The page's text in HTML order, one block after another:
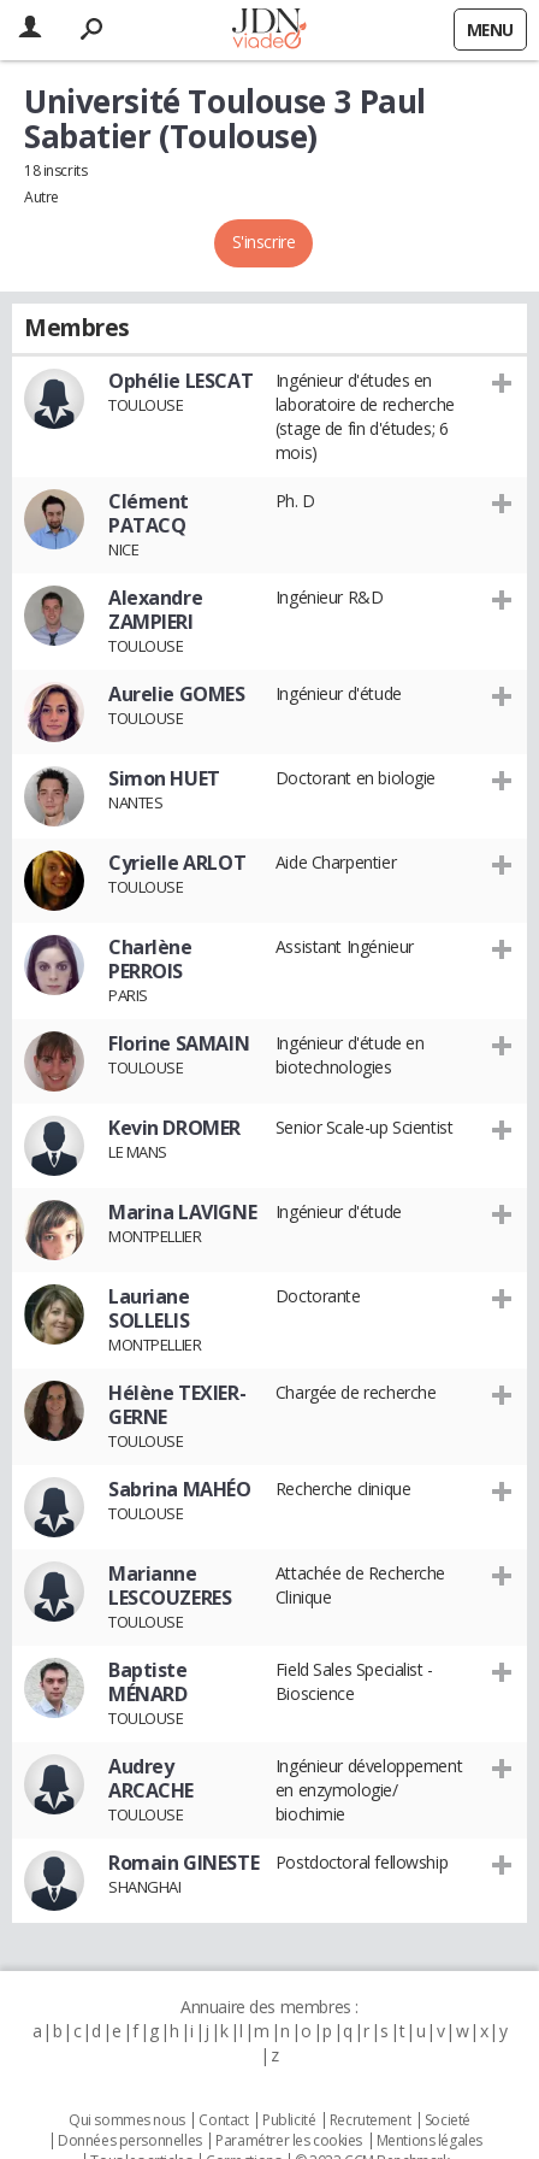
MENU
S'inscrire
Université Toulouse 3 Paul
Sabatier (Toulouse)
18 inscrits
Autre
Membres
Ophélie LESCAT
TOULOUSE
Ingénieur d'études en
laboratoire de recherche
(stage de fin d'études; 6
mois)
Clément
PATACQ
NICE
Ph. D
Alexandre
ZAMPIERI
TOULOUSE
Ingénieur R&D
Aurelie GOMES
TOULOUSE
Ingénieur d'étude
Simon HUET
NANTES
Doctorant en biologie
Cyrielle ARLOT
TOULOUSE
Aide Charpentier
Charlène
PERROIS
PARIS
Assistant Ingénieur
Florine SAMAIN
TOULOUSE
Ingénieur d'étude en
biotechnologies
Kevin DROMER
LE MANS
Senior Scale-up Scientist
Marina LAVIGNE
MONTPELLIER
Ingénieur d'étude
Lauriane
SOLLELIS
MONTPELLIER
Doctorante
Hélène TEXIER-
GERNE
TOULOUSE
Chargée de recherche
Sabrina MAHÉO
TOULOUSE
Recherche clinique
Marianne
LESCOUZERES
TOULOUSE
Attachée de Recherche
Clinique
Baptiste
MÉNARD
TOULOUSE
Field Sales Specialist -
Bioscience
Audrey
ARCACHE
TOULOUSE
Ingénieur développement
en enzymologie/
biochimie
Romain GINESTE
SHANGHAI
Postdoctoral fellowship
Annuaire des membres :
a b c d e f g h i j k l m n o p q r s t u v w x y
z
Qui sommes nous Contact Publicité Recrutement
Societé
Données personnelles
Paramétrer les cookies
Mentions légales